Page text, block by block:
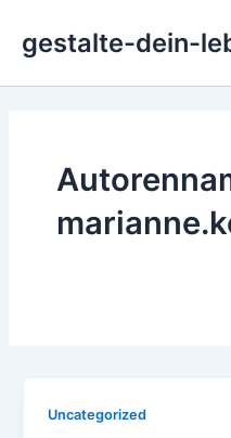
Inhalt
springen
gestalte-dein-
Uncategorized